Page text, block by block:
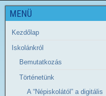
MENÜ
Kezdőlap
Iskolánkról
Bemutatkozás
Történetünk
A “Népiskolától” a digitális